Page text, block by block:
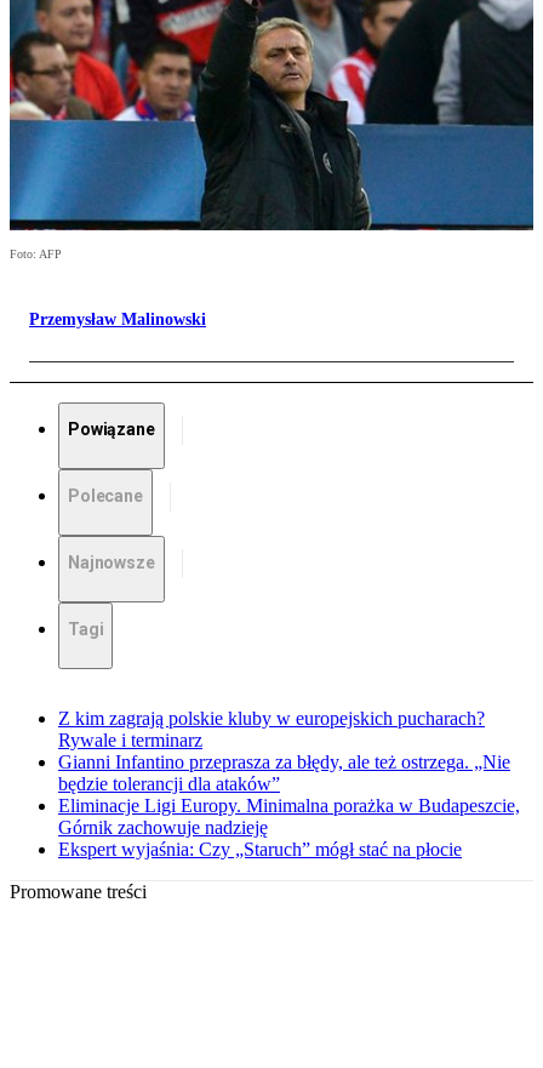
Foto: AFP
Przemysław Malinowski
Powiązane
Polecane
Najnowsze
Tagi
Z kim zagrają polskie kluby w europejskich pucharach?
Rywale i terminarz
Gianni Infantino przeprasza za błędy, ale też ostrzega. „Nie
będzie tolerancji dla ataków”
Eliminacje Ligi Europy. Minimalna porażka w Budapeszcie,
Górnik zachowuje nadzieję
Ekspert wyjaśnia: Czy „Staruch” mógł stać na płocie
Promowane treści